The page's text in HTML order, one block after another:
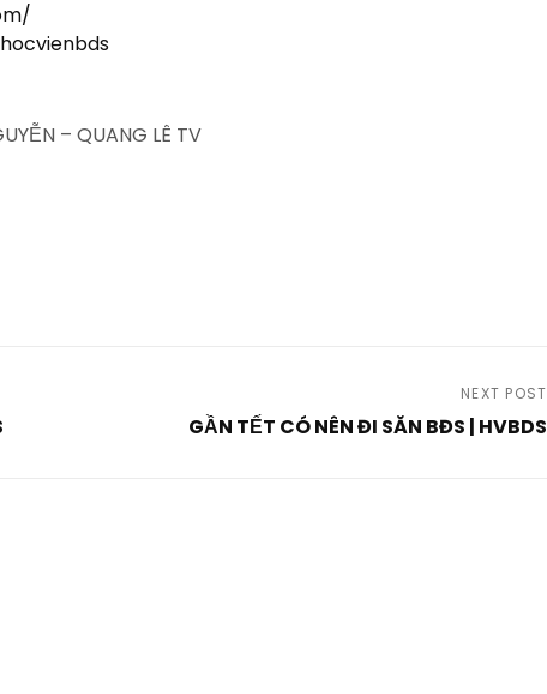
– QUANG LÊ TV
NEXT POST
GẦN TẾT CÓ NÊN ĐI SĂN BĐS | HVBDS